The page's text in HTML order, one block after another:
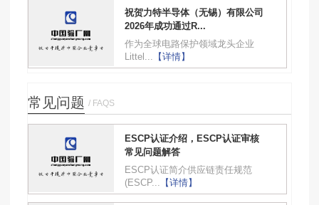
祝贺力特半导体（无锡）有限公司
2026年成功通过R...
作为全球电路保护领域龙头企业
Littel... 【详情】
常见问题 / FAQS
ESCP认证介绍，ESCP认证审核
常见问题解答
ESCP认证简介供应链责任规范
(ESCP... 【详情】